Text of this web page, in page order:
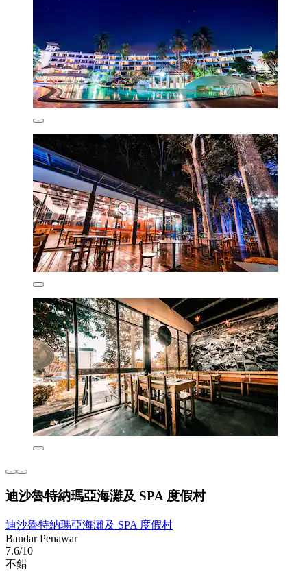
迪沙魯特納瑪亞海灘及 SPA 度假村
迪沙魯特納瑪亞海灘及 SPA 度假村
Bandar Penawar
7.6/10
不錯